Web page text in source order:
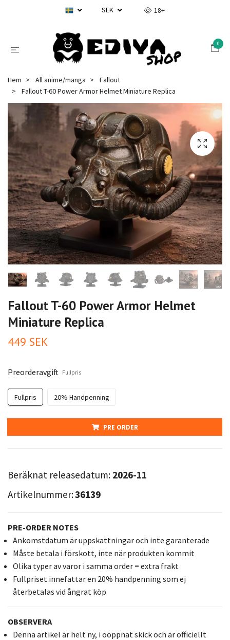
SEK 18+
0
Hem All anime/manga
Fallout
Fallout T-60 Power Armor Helmet Miniature Replica
Fallout T-60 Power Armor Helmet
Miniature Replica
449 SEK
Preorderavgift Fullpris
Fullpris 20% Handpenning
PRE ORDER
Beräknat releasedatum: 2026-11
Artikelnummer:36139
PRE-ORDER NOTES
Ankomstdatum är uppskattningar och inte garanterade
Måste betala i förskott, inte när produkten kommit
Olika typer av varor i samma order = extra frakt
Fullpriset innefattar en 20% handpenning som ej
återbetalas vid ångrat köp
OBSERVERA
Denna artikel är helt ny, i oöppnat skick och är officiellt